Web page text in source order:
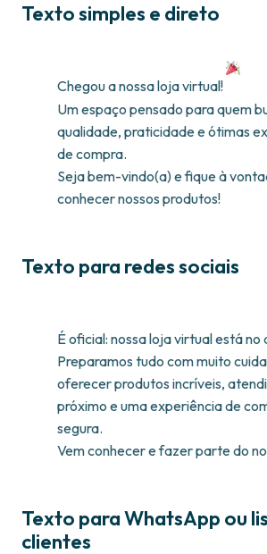
Texto simples e direto
Chegou a nossa loja virtual!
Um espaço pensado para quem
qualidade, praticidade e ótimas
de compra.
Seja bem-vindo(a) e fique à
conhecer nossos produtos!
Texto para redes sociais
É oficial: nossa loja virtual está no
Preparamos tudo com muito
oferecer produtos incríveis,
próximo e uma experiência de
segura.
Vem conhecer e fazer parte do
Texto para WhatsApp ou
clientes